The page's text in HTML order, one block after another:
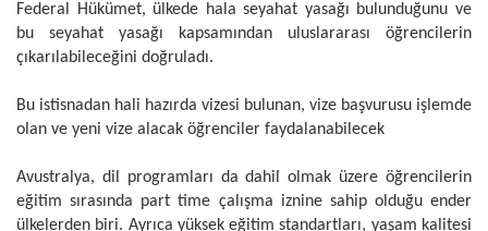
Federal Hükümet, ülkede hala seyahat yasağı bulunduğunu ve
bu seyahat yasağı kapsamından uluslararası öğrencilerin
çıkarılabileceğini doğruladı.
Bu istisnadan hali hazırda vizesi bulunan, vize başvurusu işlemde
olan ve yeni vize alacak öğrenciler faydalanabilecek
Avustralya, dil programları da dahil olmak üzere öğrencilerin
eğitim sırasında part time çalışma iznine sahip olduğu ender
ülkelerden biri. Ayrıca yüksek eğitim standartları, yaşam kalitesi